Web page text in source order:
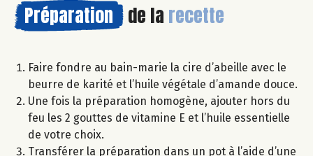
Préparation de la recette
Faire fondre au bain-marie la cire d’abeille avec le
beurre de karité et l’huile végétale d’amande douce.
Une fois la préparation homogène, ajouter hors du
feu les 2 gouttes de vitamine E et l’huile essentielle
de votre choix.
Transférer la préparation dans un pot à l’aide d’une